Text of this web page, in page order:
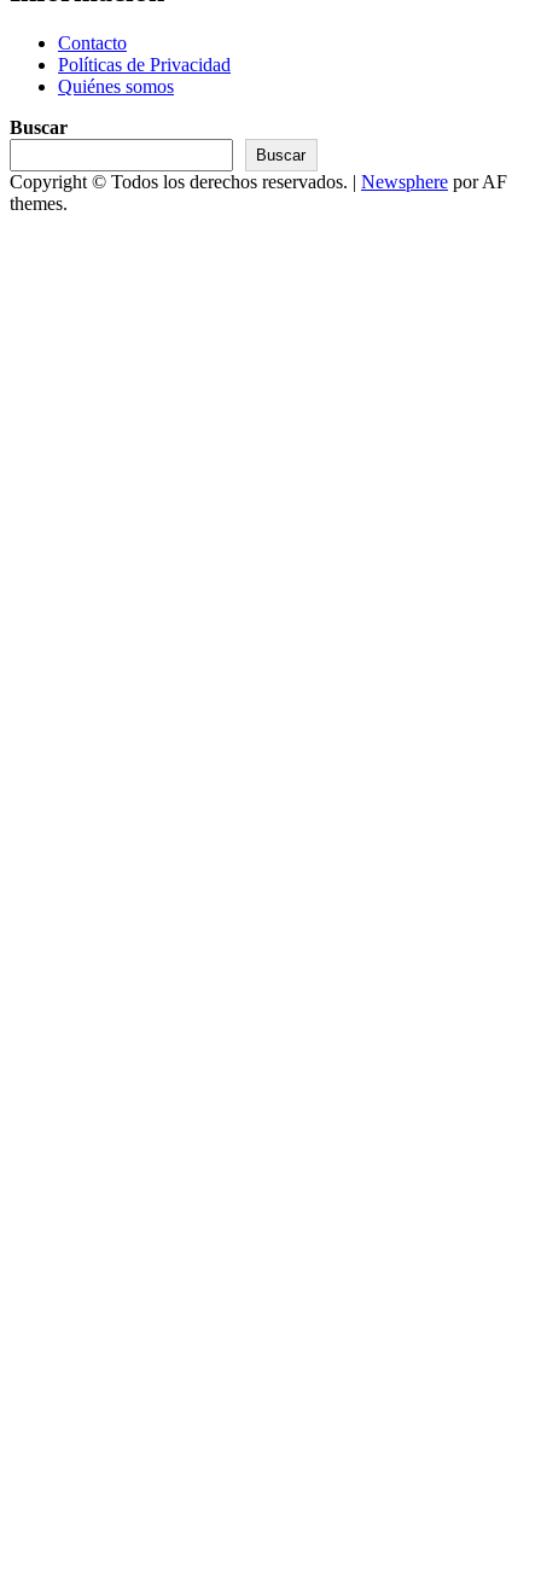
Contacto
Políticas de Privacidad
Quiénes somos
Buscar
Buscar
Copyright © Todos los derechos reservados. | Newsphere por AF
themes.